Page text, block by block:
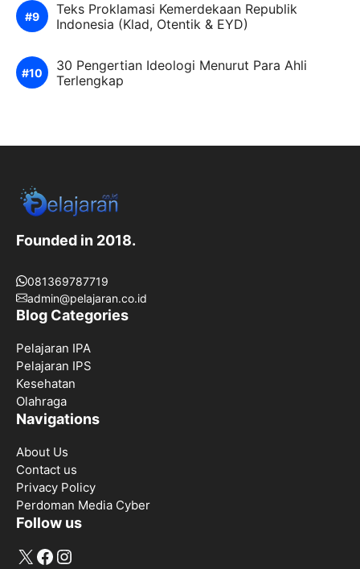
Teks Proklamasi Kemerdekaan Republik
Indonesia (Klad, Otentik & EYD)
30 Pengertian Ideologi Menurut Para Ahli
Terlengkap
Founded in 2018.
081369787719
admin@pelajaran.co.id
Blog Categories
Pelajaran IPA
Pelajaran IPS
Kesehatan
Olahraga
Navigations
About Us
Contact us
Privacy Policy
Perdoman Media Cyber
Follow us
X Facebook
Instagram